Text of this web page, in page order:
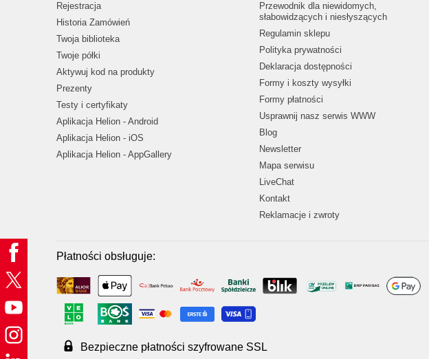
Rejestracja
Historia Zamówień
Twoja biblioteka
Twoje półki
Aktywuj kod na produkty
Prezenty
Testy i certyfikaty
Aplikacja Helion - Android
Aplikacja Helion - iOS
Aplikacja Helion - AppGallery
Przewodnik dla niewidomych,
słabowidzących i niesłyszących
Regulamin sklepu
Polityka prywatności
Deklaracja dostępności
Formy i koszty wysyłki
Formy płatności
Usprawnij nasz serwis WWW
Blog
Newsletter
Mapa serwisu
LiveChat
Kontakt
Reklamacje i zwroty
Płatności obsługuje:
Bezpieczne płatności szyfrowane SSL